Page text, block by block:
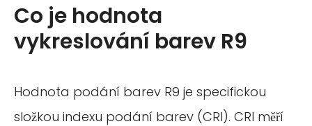
Co je hodnota
vykreslování barev R9
Hodnota podání barev R9 je specifickou
složkou indexu podání barev (CRI). CRI měří